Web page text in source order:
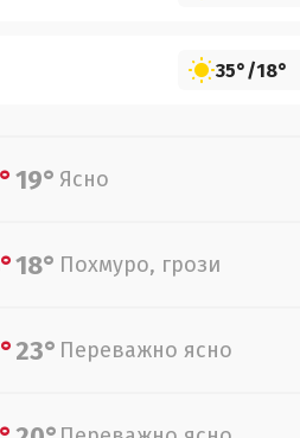
35°/18°
19° Ясно
18° Похмуро, грози
23° Переважно ясно